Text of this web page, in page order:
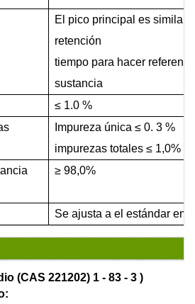
El pico principal es similar
retención
tiempo para hacer
sustancia
≤ 1.0 %
Impureza única ≤ 0. 3 %
impurezas totales ≤ 1,0%
≥ 98,0%
Se ajusta a el estándar
(CAS 221202) 1 - 83 - 3 )